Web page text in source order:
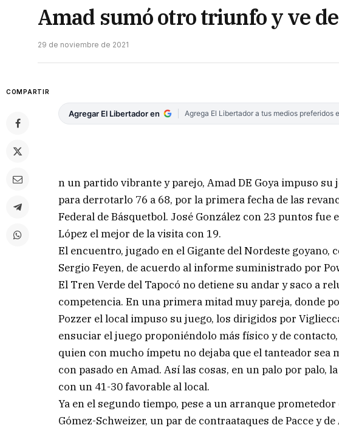
Amad sumó otro triunfo y ve
29 de noviembre de 2021
COMPARTIR
Agregar El Libertador en Agrega El Libertador a tus medios preferidos
n un partido vibrante y parejo, Amad DE Goya impuso
para derrotarlo 76 a 68, por la primera fecha de las
Federal de Básquetbol. José González con 23 puntos fue
López el mejor de la visita con 19.
El encuentro, jugado en el Gigante del Nordeste goyano,
Sergio Feyen, de acuerdo al informe suministrado por
El Tren Verde del Tapocó no detiene su andar y saco a
competencia. En una primera mitad muy pareja, donde
Pozzer el local impuso su juego, los dirigidos por
ensuciar el juego proponiéndolo más físico y de
quien con mucho ímpetu no dejaba que el tanteador sea
con pasado en Amad. Así las cosas, en un palo por palo,
con un 41-30 favorable al local.
Ya en el segundo tiempo, pese a un arranque
Gómez-Schweizer, un par de contraataques de Pacce y